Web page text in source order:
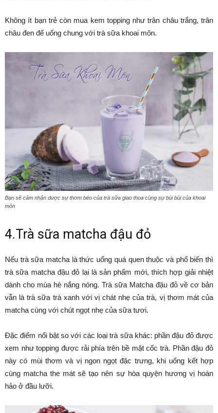
Không ít bạn trẻ còn mua kem topping như trân châu trắng, trân
châu đen để uống chung với trà sữa khoai môn.
Bạn sẽ cảm nhận được sự thơm béo của trà sữa giao thoa cùng sự bùi bùi của khoai
môn
4.Trà sữa matcha đậu đỏ
Nếu trà sữa matcha là thức uống quá quen thuộc và phổ biến thì
trà sữa matcha đậu đỏ lại là sản phẩm mới, thích hợp giải nhiệt
dành cho mùa hè nắng nóng. Trà sữa Matcha đậu đỏ về cơ bản
vẫn là trà sữa trà xanh với vị chát nhẹ của trà, vị thơm mát của
matcha cùng với chút ngọt nhẹ của sữa tươi.
Đặc điểm nổi bật so với các loại trà sữa khác: phần đậu đỏ được
xem như topping được rải phía trên bề mặt cốc trà. Phần đậu đỏ
này có mùi thơm và vị ngon ngọt đặc trưng, khi uống kết hợp
cùng matcha the mát sẽ tạo nên sự hòa quyện hương vị hoàn
hảo ở đầu lưỡi.